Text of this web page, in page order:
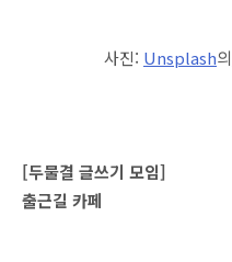
사진: Unsplash의
[두물결 글쓰기 모임]
출근길 카페